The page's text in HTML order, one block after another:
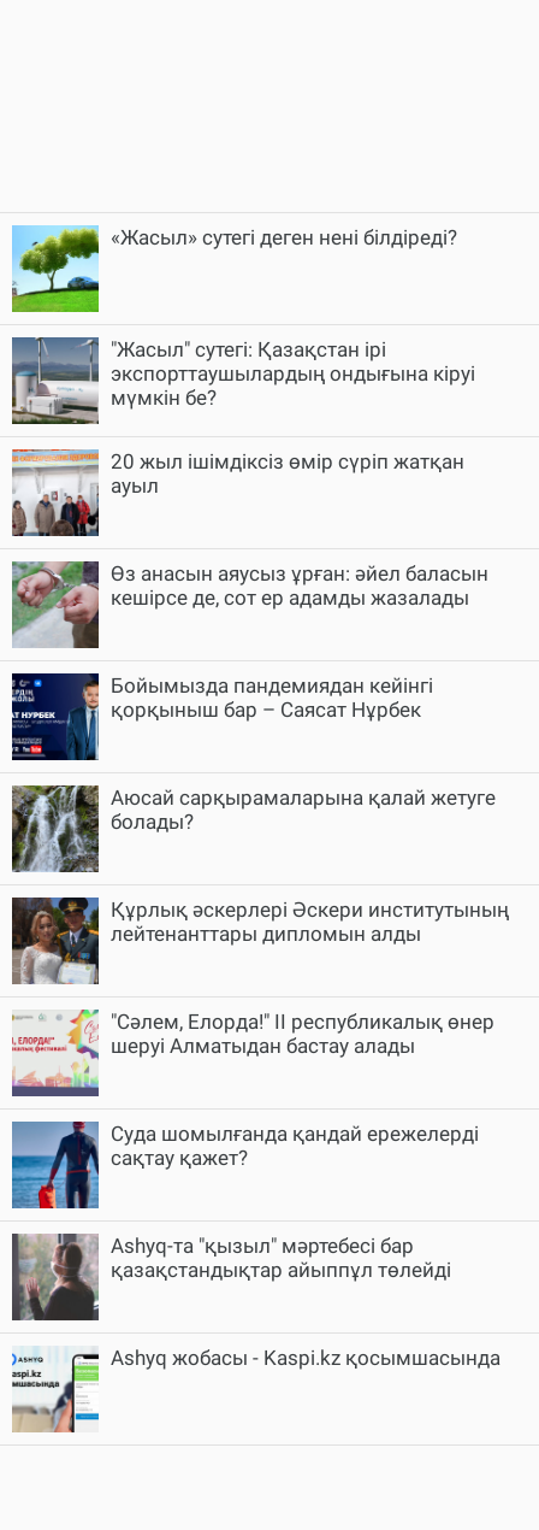
«Жасыл» сутегі деген нені білдіреді?
"Жасыл" сутегі: Қазақстан ірі
экспорттаушылардың ондығына кіруі
мүмкін бе?
20 жыл ішімдіксіз өмір сүріп жатқан
ауыл
Өз анасын аяусыз ұрған: әйел баласын
кешірсе де, сот ер адамды жазалады
Бойымызда пандемиядан кейінгі
қорқыныш бар – Саясат Нұрбек
Аюсай сарқырамаларына қалай жетуге
болады?
Құрлық әскерлері Әскери институтының
лейтенанттары дипломын алды
"Сәлем, Елорда!" II республикалық өнер
шеруі Алматыдан бастау алады
Суда шомылғанда қандай ережелерді
сақтау қажет?
Ashyq-та "қызыл" мәртебесі бар
қазақстандықтар айыппұл төлейді
Ashyq жобасы - Kaspi.kz қосымшасында